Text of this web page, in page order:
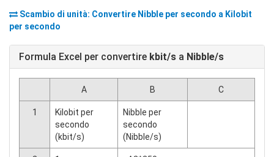
Scambio di unità: Convertire Nibble per secondo a Kilobit
per secondo
Formula Excel per convertire kbit/s a Nibble/s
A B C
1
Kilobit per
secondo
(kbit/s)
Nibble per
secondo
(Nibble/s)